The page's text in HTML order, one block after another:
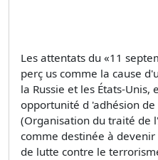
Les attentats du «11
perç us comme la cause
la Russie et les États-Unis,
opportunité d 'adhésion de
(Organisation du traité de
comme destinée à
de lutte contre le